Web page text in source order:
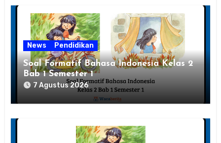
News Pendidikan
Soal Formatif Bahasa Indonesia Kelas 2
Bab 1 Semester 1
7 Agustus 2026